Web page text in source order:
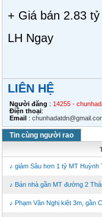
+ Giá bán 2.83
LH Ngay
LIÊN HỆ
Người đăng : 14255 -
Điện thoại:
Email :
Tin cùng người rao
♪ giảm Sâu hơn 1 tỷ MT Huỳnh
♪ Bán nhà gần MT đường 2
♪ Phạm Văn Nghị kiệt 3m, gần